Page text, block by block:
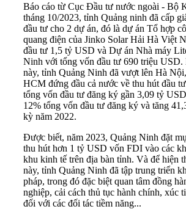
Báo cáo từ Cục Đầu tư nước ngoài - Bộ
tháng 10/2023, tỉnh Quảng ninh đã cấp
đầu tư cho 2 dự án, đó là dự án Tổ hợp
quang điện của Jinko Solar Hải Hà Việt
đầu tư 1,5 tỷ USD và Dự án Nhà máy
Ninh với tổng vốn đầu tư 690 triệu USD.
này, tỉnh Quảng Ninh đã vượt lên Hà
HCM đứng đầu cả nước về thu hút đầu
tổng vốn đầu tư đăng ký gần 3,09 tỷ
12% tổng vốn đầu tư đăng ký và tăng
kỳ năm 2022.
Được biết, năm 2023, Quảng Ninh đặt
thu hút hơn 1 tỷ USD vốn FDI vào các
khu kinh tế trên địa bàn tỉnh. Và để hiện
này, tỉnh Quảng Ninh đã tập trung triển
pháp, trong đó đặc biệt quan tâm đồng
nghiệp, cải cách thủ tục hành chính, xúc
đối với các đối tác tiềm năng...